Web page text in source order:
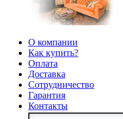
О компании
Как купить?
Оплата
Доставка
Сотрудничество
Гарантия
Контакты